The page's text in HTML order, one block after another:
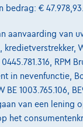
met een
€ 47.978,93.
aanvaarding van
kredietverstrekker,
RPM
in nevenfunctie,
BE 1003.765.106,
van een lening
het